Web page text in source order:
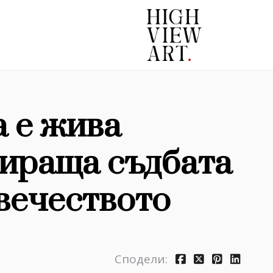
е жива
съдбата
Сподели: